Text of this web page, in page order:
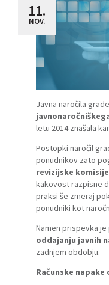
11.
NOV.
Javna naročila
letu 2014 znašala kar
Postopki naročil
ponudnikov zato
revizijske komisije
kakovost razpisne
praksi še zmeraj
ponudniki kot
Namen prispevka
oddajanju javnih
zadnjem obdobju.
Računske